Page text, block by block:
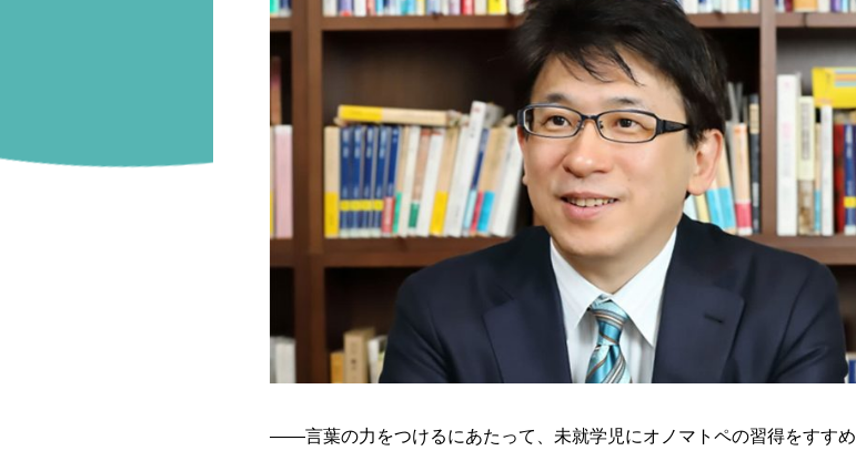
――言葉の力をつけるにあたって、未就学児にオノマトペの習得をすすめ